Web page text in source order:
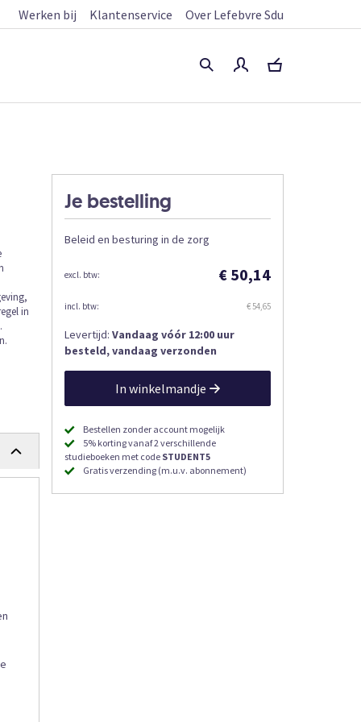
Werken bij Klantenservice Over Lefebvre Sdu
Je bestelling
Beleid en besturing in de zorg
€ 50,14
€ 54,65
Levertijd: Vandaag vóór 12:00 uur
besteld, vandaag verzonden
In winkelmandje
Bestellen zonder account mogelijk
5% korting vanaf 2 verschillende
studieboeken met code STUDENT5
Gratis verzending (m.u.v. abonnement)
in